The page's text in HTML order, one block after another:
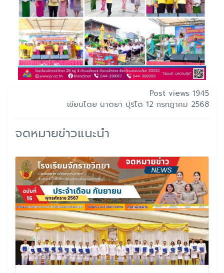
Post views 1945
เขียนโดย นาตยา ปุริโต 12 กรกฎาคม 2568
จดหมายข่าวแนะนำ